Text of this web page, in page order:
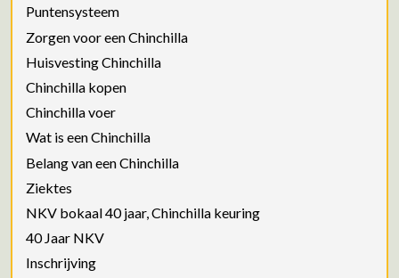
Puntensysteem
Zorgen voor een Chinchilla
Huisvesting Chinchilla
Chinchilla kopen
Chinchilla voer
Wat is een Chinchilla
Belang van een Chinchilla
Ziektes
NKV bokaal 40 jaar, Chinchilla keuring
40 Jaar NKV
Inschrijving